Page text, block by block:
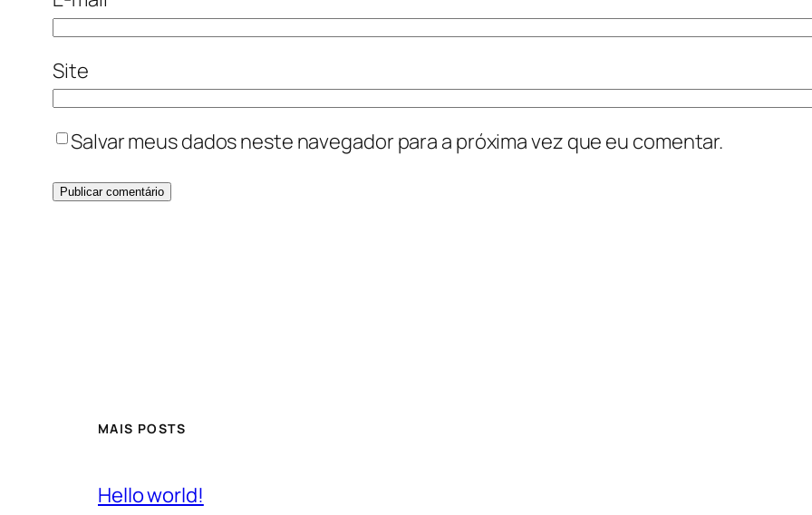
Site
Salvar meus dados neste navegador para a próxima vez que eu comentar.
MAIS POSTS
Hello world!